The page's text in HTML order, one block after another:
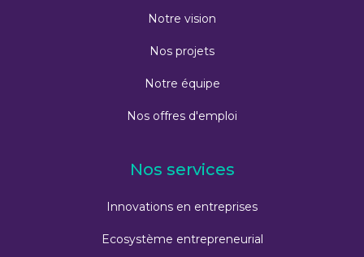
Notre vision
Nos projets
Notre équipe
Nos offres d'emploi
Nos services
Innovations en entreprises
Ecosystème entrepreneurial